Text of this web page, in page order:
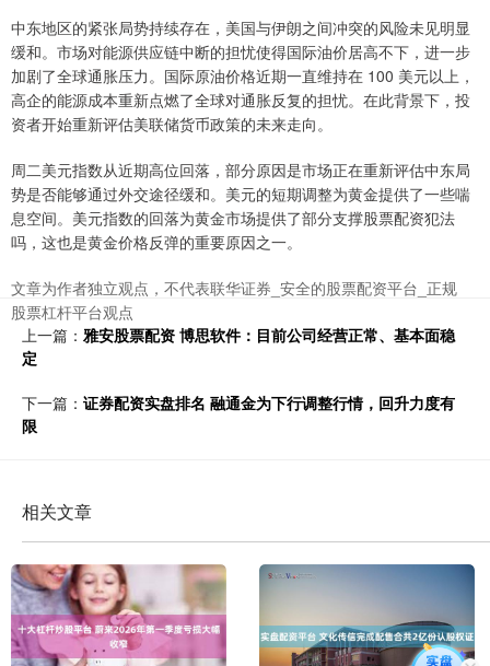
中东地区的紧张局势持续存在，美国与伊朗之间冲突的风险未见明显
缓和。市场对能源供应链中断的担忧使得国际油价居高不下，进一步
加剧了全球通胀压力。国际原油价格近期一直维持在 100 美元以上，
高企的能源成本重新点燃了全球对通胀反复的担忧。在此背景下，投
资者开始重新评估美联储货币政策的未来走向。
周二美元指数从近期高位回落，部分原因是市场正在重新评估中东局
势是否能够通过外交途径缓和。美元的短期调整为黄金提供了一些喘
息空间。美元指数的回落为黄金市场提供了部分支撑股票配资犯法
吗，这也是黄金价格反弹的重要原因之一。
文章为作者独立观点，不代表联华证券_安全的股票配资平台_正规
股票杠杆平台观点
上一篇： 雅安股票配资 博思软件：目前公司经营正常、基本面稳
定
下一篇： 证券配资实盘排名 融通金为下行调整行情，回升力度有
限
相关文章